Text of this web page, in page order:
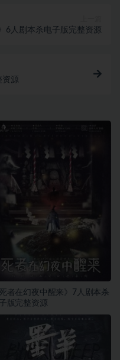
6人剧本杀电子版完整资源
资源
死者在幻夜中醒来》7人剧本杀
版完整资源